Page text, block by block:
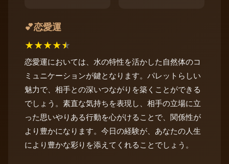
💕恋愛運
★★★★★
恋愛運においては、水の特性を活かした自然体のコ
ミュニケーションが鍵となります。パレットらしい
魅力で、相手との深いつながりを築くことができる
でしょう。素直な気持ちを表現し、相手の立場に立
った思いやりある行動を心がけることで、関係性が
より豊かになります。今日の経験が、あなたの人生
により豊かな彩りを添えてくれることでしょう。